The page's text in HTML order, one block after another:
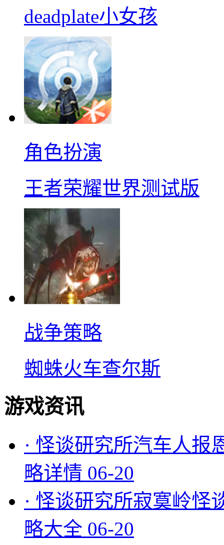
deadplate小女孩
角色扮演
王者荣耀世界测试版
战争策略
蜘蛛火车查尔斯
游戏资讯
· 怪谈研究所汽车人报
略详情 06-20
· 怪谈研究所寂寞岭怪
略大全 06-20